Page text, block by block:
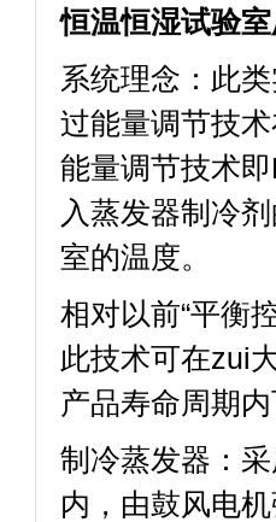
恒温恒湿试验
系统理念：此
过能量调节技术
能量调节技术即
入蒸发器制冷剂
室的温度。
相对以前“平衡控
此技术可在zui
产品寿命周期
制冷蒸发器
内，由鼓风电